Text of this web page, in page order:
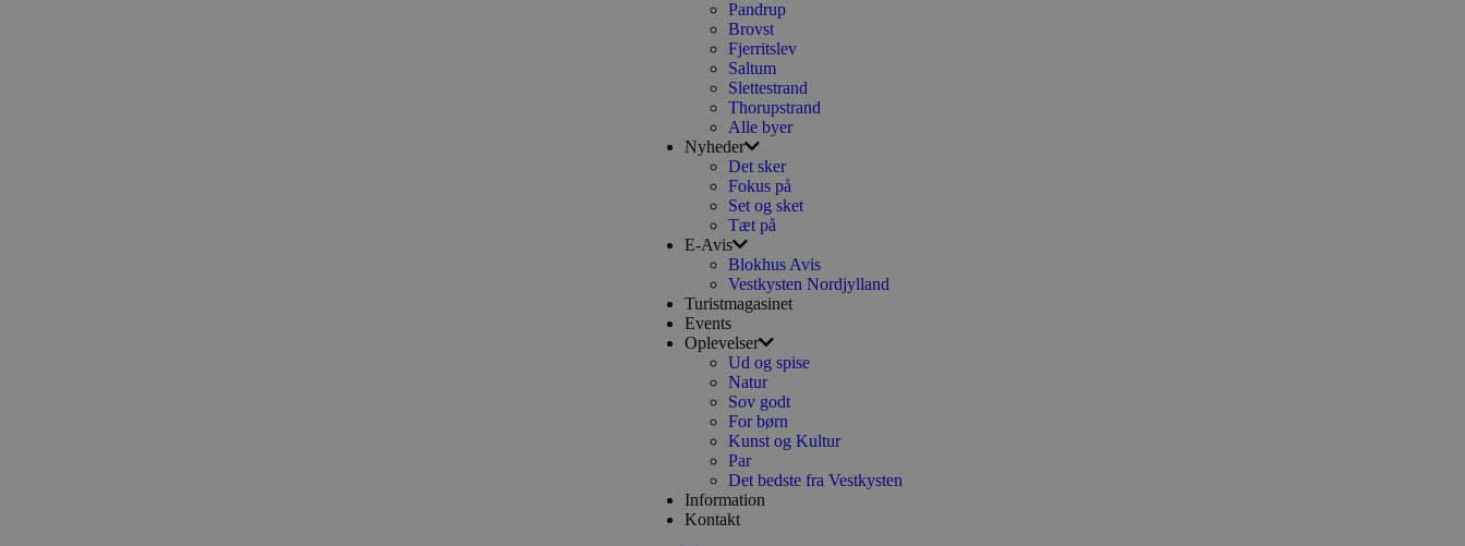
Pandrup
Brovst
Fjerritslev
Saltum
Slettestrand
Thorupstrand
Alle byer
Nyheder
Det sker
Fokus på
Set og sket
Tæt på
E-Avis
Blokhus Avis
Vestkysten Nordjylland
Turistmagasinet
Events
Oplevelser
Ud og spise
Natur
Sov godt
For børn
Kunst og Kultur
Par
Det bedste fra Vestkysten
Information
Kontakt